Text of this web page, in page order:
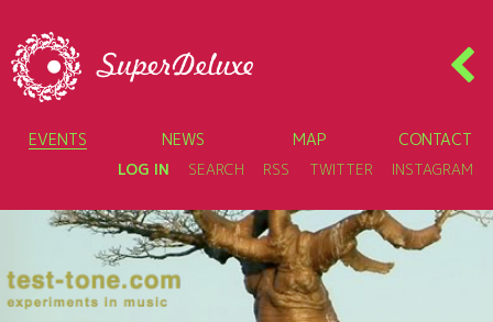
EVENTS NEWS MAP CONTACT
LOG IN SEARCH RSS TWITTER INSTAGRAM